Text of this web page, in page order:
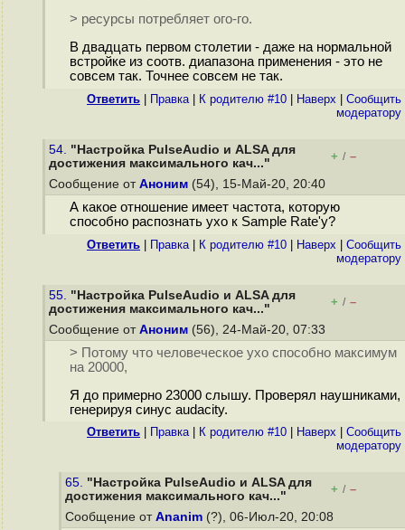
> ресурсы потребляет ого-го.
В двадцать первом столетии - даже на нормальной
встройке из соотв. диапазона применения - это не
совсем так. Точнее совсем не так.
Ответить Правка| К родителю #10 Наверх
Cообщить
модератору
54. "Настройка PulseAudio и ALSA для
достижения максимального кач..."
+ / –
Сообщение от Аноним (54), 15-Май-20, 20:40
А какое отношение имеет частота, которую
способно распознать ухо к Sample Rate'у?
Ответить Правка| К родителю #10 Наверх
Cообщить
модератору
55. "Настройка PulseAudio и ALSA для
достижения максимального кач..."
+ / –
Сообщение от Аноним (56), 24-Май-20, 07:33
> Потому что человеческое ухо способно максимум
на 20000,
Я до примерно 23000 слышу. Проверял наушниками,
генерируя синус audacity.
Ответить Правка| К родителю #10 Наверх
Cообщить
модератору
65. "Настройка PulseAudio и ALSA для
достижения максимального кач..."
+ / –
Сообщение от Ananim (?), 06-Июл-20, 20:08